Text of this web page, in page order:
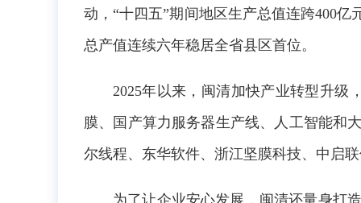
动，“十四五”期间地区生产总值连跨400
总产值连续六年稳居全省县区首位。
2025年以来，闽清加快产业转型升级
膜、国产算力服务器生产线、人工智能
尔线程、东华软件、浙江坚膜科技、中启
为了让企业安心发展，闽清还量身打